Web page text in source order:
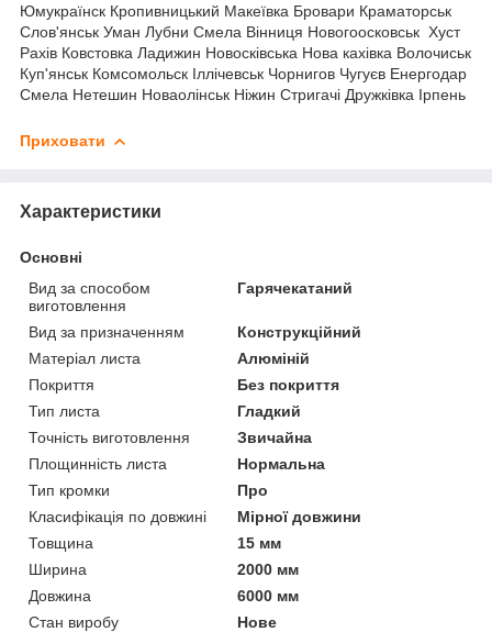
Юмукраїнск Кропивницький Макеївка Бровари Краматорськ
Слов'янськ Уман Лубни Смела Вінниця Новогоосковськ Хуст
Рахів Ковстовка Ладижин Новосківська Нова кахівка Волочиськ
Куп'янськ Комсомольск Іллічевськ Чорнигов Чугуєв Енергодар
Смела Нетешин Новаолінськ Ніжин Стригачі Дружківка Ірпень
Приховати
Характеристики
Основні
Вид за способом
виготовлення
Гарячекатаний
Вид за призначенням
Конструкційний
Матеріал листа
Алюміній
Покриття
Без покриття
Тип листа
Гладкий
Точність виготовлення
Звичайна
Площинність листа
Нормальна
Тип кромки
Про
Класифікація по довжині
Мірної довжини
Товщина
15 мм
Ширина
2000 мм
Довжина
6000 мм
Стан виробу
Нове